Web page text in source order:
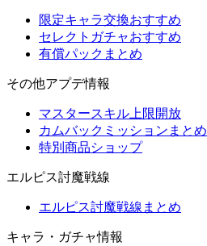
限定キャラ交換おすすめ
セレクトガチャおすすめ
有償パックまとめ
その他アプデ情報
マスタースキル上限開放
カムバックミッションまとめ
特別商品ショップ
エルピス討魔戦線
エルピス討魔戦線まとめ
キャラ・ガチャ情報